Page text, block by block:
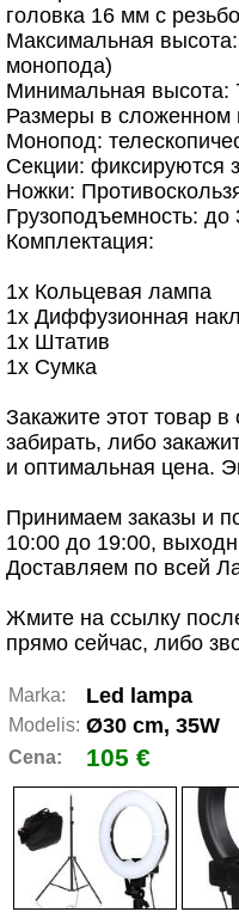
головка 16 мм с
Максимальная
монопода)
Минимальная высота:
Размеры в сложенном
Монопод:
Секции: фиксируются
Ножки:
Грузоподъемность: до
Комплектация:
1х Кольцевая лампа
1х Диффузионная
1х Штатив
1х Сумка
Закажите этот товар
забирать, либо
и оптимальная цена.
Принимаем заказы и
10:00 до 19:00,
Доставляем по всей
Жмите на ссылку
прямо сейчас, либо
Marka: Led lampa
Modelis: Ø30 cm, 35W
Cena: 105 €